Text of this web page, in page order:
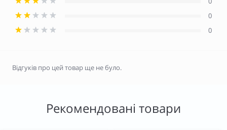
0
0
Відгуків про цей товар ще не було.
Рекомендовані товари